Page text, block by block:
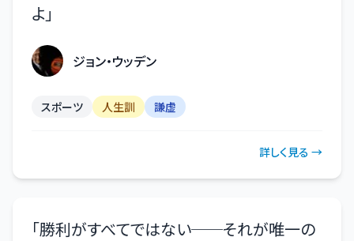
よ 」
ジョン・ウッデン
スポーツ 人生訓 謙虚
詳しく見る →
「勝利がすべてではない──それが唯一の